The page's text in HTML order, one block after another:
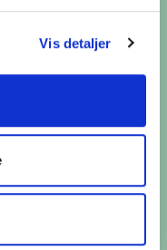
Vis detaljer
dyrekort